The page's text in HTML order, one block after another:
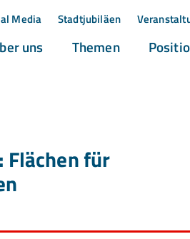
Media Stadtjubiläen
uns(current)Themen(current)
für